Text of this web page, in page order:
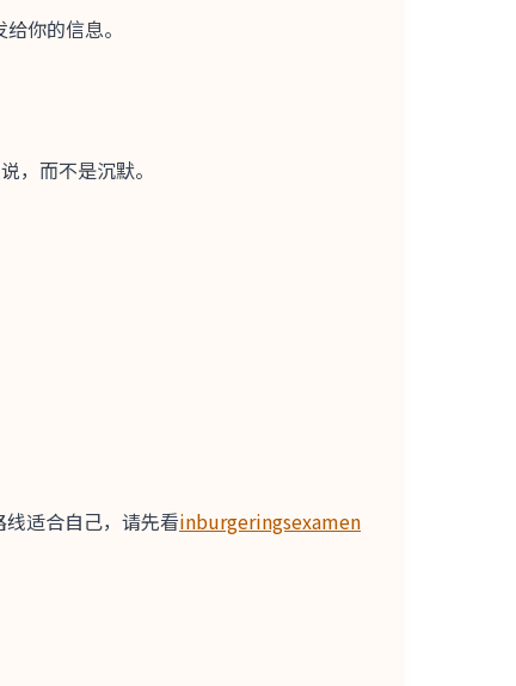
你的信息。
而不是沉默。
适合自己，请先看inburgeringsexamen